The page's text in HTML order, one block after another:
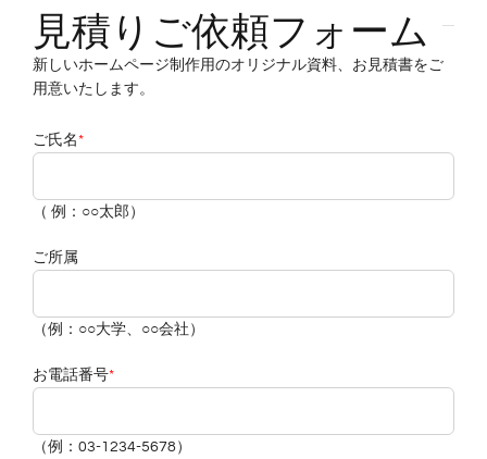
見積りご依頼フォーム
新しいホームページ制作用のオリジナル資料、お見積書をご
用意いたします。
ご氏名*
（ 例：○○太郎）
ご所属
（例：○○大学、○○会社）
お電話番号*
（例：03-1234-5678）